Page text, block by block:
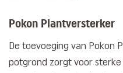
Pokon Plantversterker
De toevoeging van Pokon
potgrond zorgt voor